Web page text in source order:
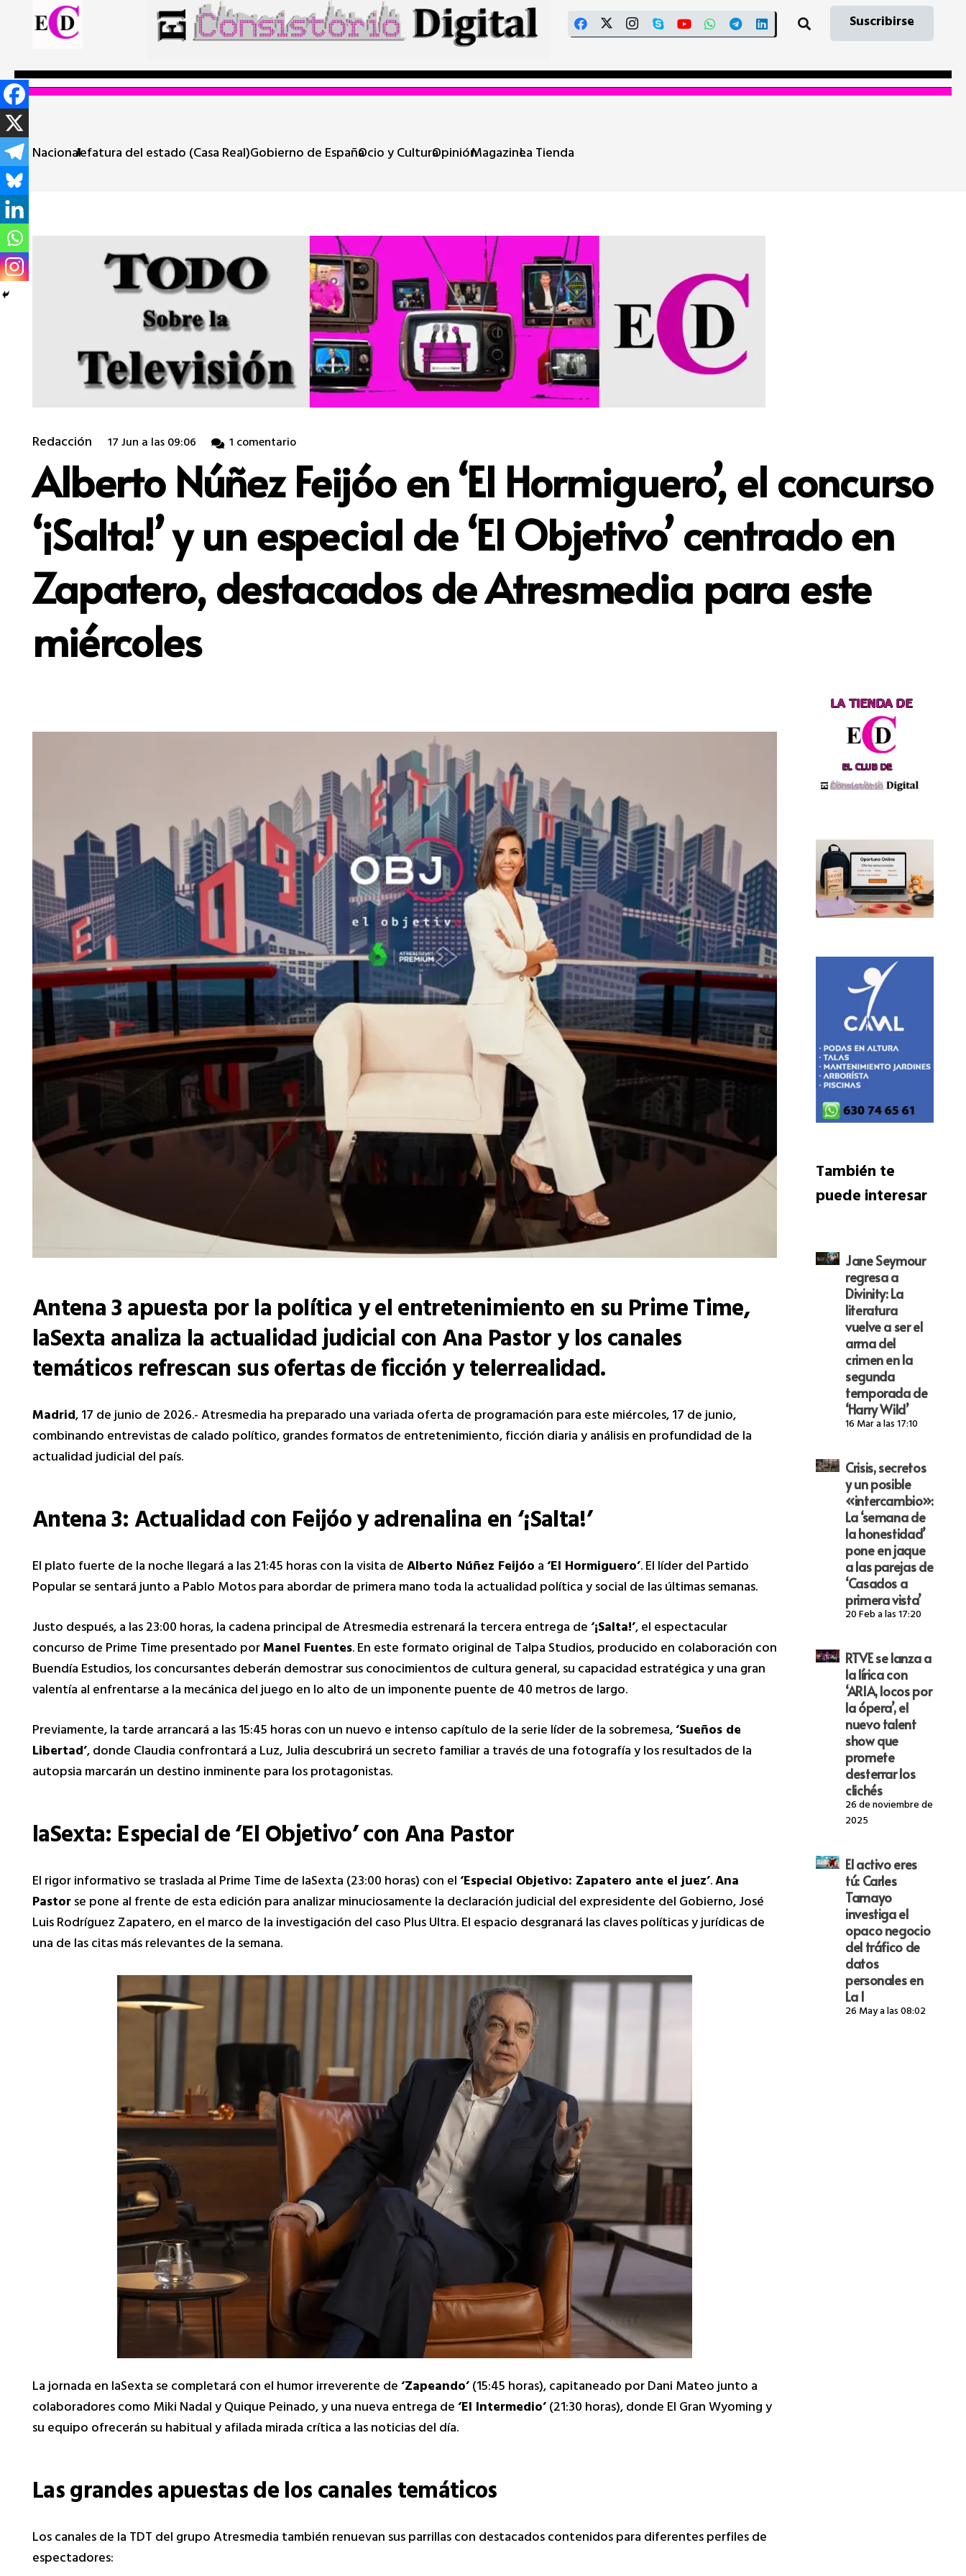
Suscribirse
NacionalJefatura del estado (Casa Real)Gobierno de EspañaOcio y CulturaOpiniónMagazineLa Tienda
Redacción 17 Jun a las 09:06 1comentario
Alberto Núñez Feijóo en ‘El Hormiguero’, el concurso
‘¡Salta!’ y un especial de ‘El Objetivo’ centrado en
Zapatero, destacados de Atresmedia para este
miércoles
Antena 3 apuesta por la política y el entretenimiento en su Prime Time,
laSexta analiza la actualidad judicial con Ana Pastor y los canales
temáticos refrescan sus ofertas de ficción y telerrealidad.
Madrid, 17 de junio de 2026.- Atresmedia ha preparado una variada oferta de programación para este miércoles, 17 de junio,
combinando entrevistas de calado político, grandes formatos de entretenimiento, ficción diaria y análisis en profundidad de la
actualidad judicial del país.
Antena 3: Actualidad con Feijóo y adrenalina en ‘¡Salta!’
El plato fuerte de la noche llegará a las 21:45 horas con la visita deAlberto Núñez Feijóoa‘El Hormiguero’. El líder del Partido
Popular se sentará junto a Pablo Motos para abordar de primera mano toda la actualidad política y social de las últimas semanas.
Justo después, a las 23:00 horas, la cadena principal de Atresmedia estrenará la tercera entrega de‘¡Salta!’, el espectacular
concurso de Prime Time presentado porManel Fuentes. En este formato original de Talpa Studios, producido en colaboración con
Buendía Estudios, los concursantes deberán demostrar sus conocimientos de cultura general, su capacidad estratégica y una gran
valentía al enfrentarse a la mecánica del juego en lo alto de un imponente puente de 40 metros de largo.
Previamente, la tarde arrancará a las 15:45 horas con un nuevo e intenso capítulo de la serie líder de la sobremesa,‘Sueños de
Libertad’, donde Claudia confrontará a Luz, Julia descubrirá un secreto familiar a través de una fotografía y los resultados de la
autopsia marcarán un destino inminente para los protagonistas.
laSexta: Especial de ‘El Objetivo’ con Ana Pastor
El rigor informativo se traslada al Prime Time de laSexta (23:00 horas) con el‘Especial Objetivo: Zapatero ante el juez’.Ana
Pastorse pone al frente de esta edición para analizar minuciosamente la declaración judicial del expresidente del Gobierno, José
Luis Rodríguez Zapatero, en el marco de la investigación del caso Plus Ultra. El espacio desgranará las claves políticas y jurídicas de
una de las citas más relevantes de la semana.
La jornada en laSexta se completará con el humor irreverente de‘Zapeando’(15:45 horas), capitaneado por Dani Mateo junto a
colaboradores como Miki Nadal y Quique Peinado, y una nueva entrega de‘El Intermedio’(21:30 horas), donde El Gran Wyoming y
su equipo ofrecerán su habitual y afilada mirada crítica a las noticias del día.
Las grandes apuestas de los canales temáticos
Los canales de la TDT del grupo Atresmedia también renuevan sus parrillas con destacados contenidos para diferentes perfiles de
espectadores:
También te
puede interesar
Jane Seymour
regresa a
Divinity: La
literatura
vuelve a ser el
arma del
crimen en la
segunda
temporada de
‘Harry Wild’
16 Mar a las 17:10
Crisis, secretos
y un posible
«intercambio»:
La ‘semana de
la honestidad’
pone en jaque
a las parejas de
‘Casados a
primera vista’
20 Feb a las 17:20
RTVE se lanza a
la lírica con
‘ARIA, locos por
la ópera’, el
nuevo talent
show que
promete
desterrar los
clichés
26 de noviembre de
2025
El activo eres
tú: Carles
Tamayo
investiga el
opaco negocio
del tráfico de
datos
personales en
La 1
26 May a las 08:02